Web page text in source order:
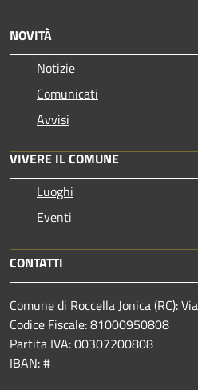
NOVITÀ
Notizie
Comunicati
Avvisi
VIVERE IL COMUNE
Luoghi
Eventi
CONTATTI
Comune di Roccella Jonica (RC):
Codice Fiscale: 81000950808
Partita IVA: 00307200808
IBAN: #